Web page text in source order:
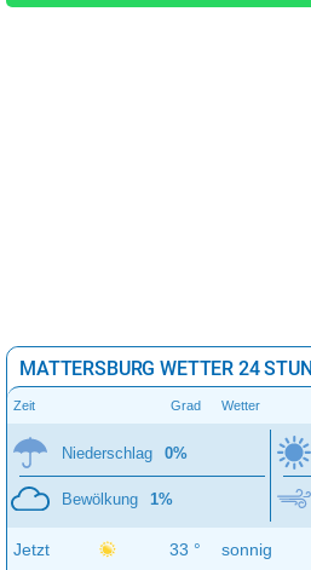
MATTERSBURG WETTER 24
Zeit Grad Wetter
Niederschlag 0%
Bewölkung 1%
Jetzt 33 ° sonnig